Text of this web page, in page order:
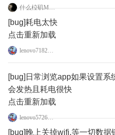
什么柆矶Moto
[bug]耗电太快
点击重新加载
lenovo71829684
[bug]日常浏览app如果设置
会发热且耗电很快
点击重新加载
lenovo57265241
[bug]晚上关掉wifi,等一切数据